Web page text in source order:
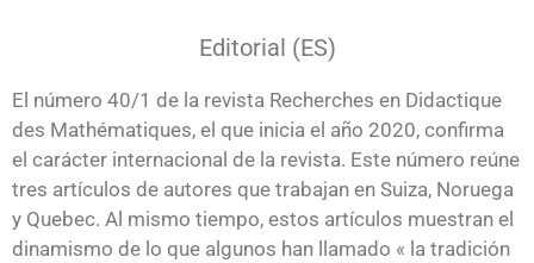
Editorial (ES)
El número 40/1 de la revista Recherches en Didactique
des Mathématiques, el que inicia el año 2020, confirma
el carácter internacional de la revista. Este número reúne
tres artículos de autores que trabajan en Suiza, Noruega
y Quebec. Al mismo tiempo, estos artículos muestran el
dinamismo de lo que algunos han llamado « la tradición